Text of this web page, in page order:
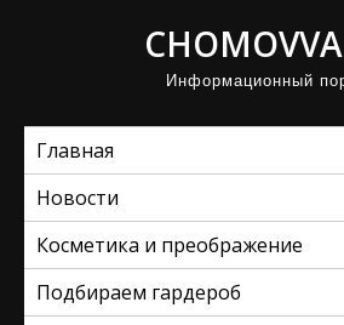
Информационный
Главная
Новости
Косметика и преображение
Подбираем гардероб